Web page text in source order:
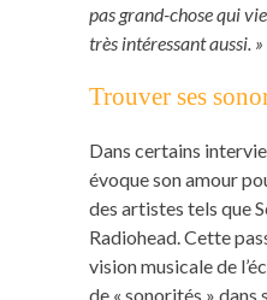
pas grand-chose qui
très intéressant aussi. »
Trouver ses
Dans certains
évoque son amour
des artistes tels que
Radiohead. Cette
vision musicale de
de « sonorités » dans